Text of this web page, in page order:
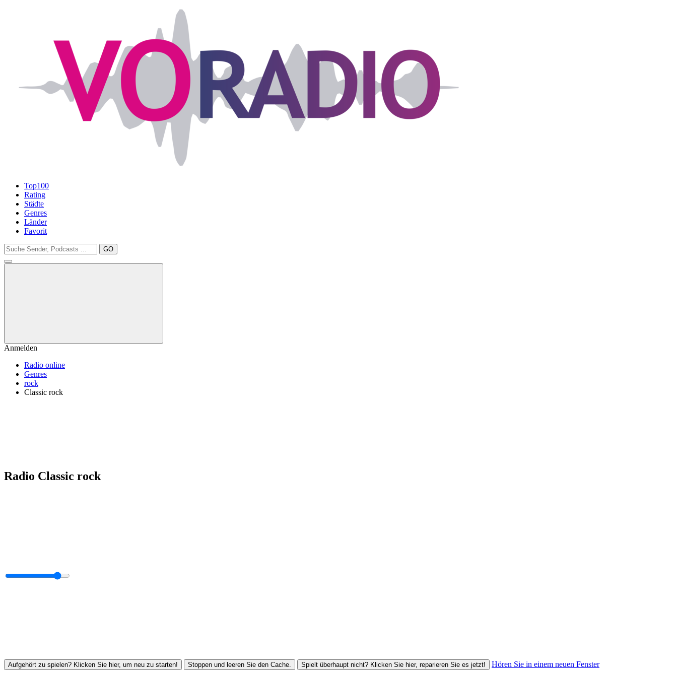
Top100
Rating
Städte
Genres
Länder
Favorit
GO
Anmelden
Radio online
Genres
rock
Classic rock
Radio Classic rock
Aufgehört zu spielen? Klicken Sie hier, um neu zu starten! Stoppen und leeren Sie den Cache. Spielt überhaupt nicht? Klicken Sie hier, reparieren Sie es jetzt! Hören Sie in einem neuen Fenster